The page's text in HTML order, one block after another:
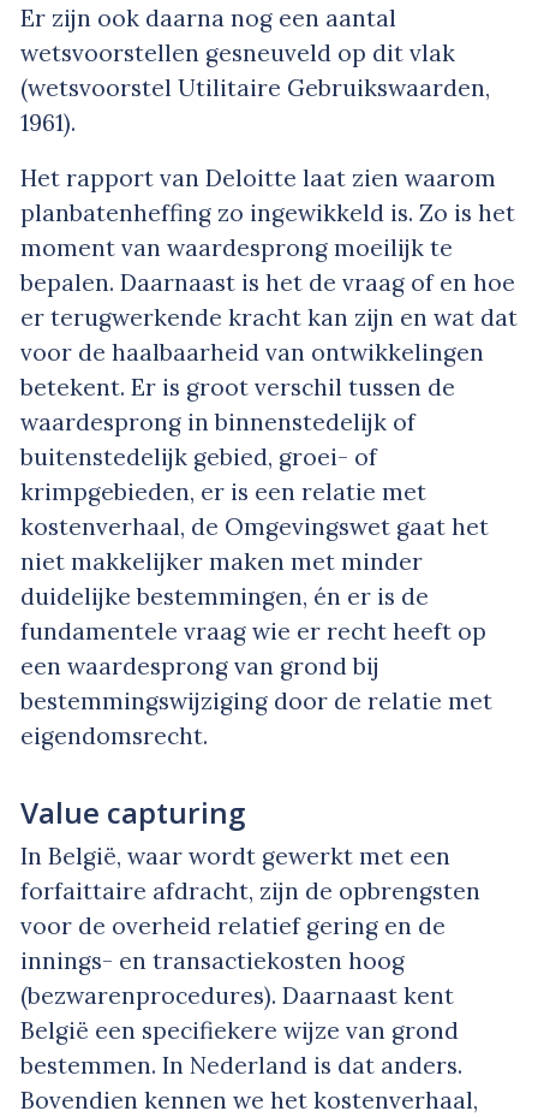
Er zijn ook daarna nog een aantal
wetsvoorstellen gesneuveld op dit vlak
(wetsvoorstel Utilitaire Gebruikswaarden,
1961).
Het rapport van Deloitte laat zien waarom
planbatenheffing zo ingewikkeld is. Zo is het
moment van waardesprong moeilijk te
bepalen. Daarnaast is het de vraag of en hoe
er terugwerkende kracht kan zijn en wat dat
voor de haalbaarheid van ontwikkelingen
betekent. Er is groot verschil tussen de
waardesprong in binnenstedelijk of
buitenstedelijk gebied, groei- of
krimpgebieden, er is een relatie met
kostenverhaal, de Omgevingswet gaat het
niet makkelijker maken met minder
duidelijke bestemmingen, én er is de
fundamentele vraag wie er recht heeft op
een waardesprong van grond bij
bestemmingswijziging door de relatie met
eigendomsrecht.
Value capturing
In België, waar wordt gewerkt met een
forfaittaire afdracht, zijn de opbrengsten
voor de overheid relatief gering en de
innings- en transactiekosten hoog
(bezwarenprocedures). Daarnaast kent
België een specifiekere wijze van grond
bestemmen. In Nederland is dat anders.
Bovendien kennen we het kostenverhaal,